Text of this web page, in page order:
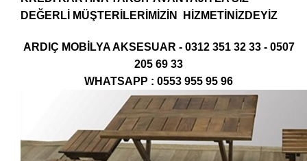
DEĞERLİ MÜŞTERİLERİMİZİN HİZMETİNİZDEYİZ
ARDIÇ MOBİLYA AKSESUAR - 0312 351 32 33 - 0507
205 69 33
WHATSAPP : 0553 955 95 96